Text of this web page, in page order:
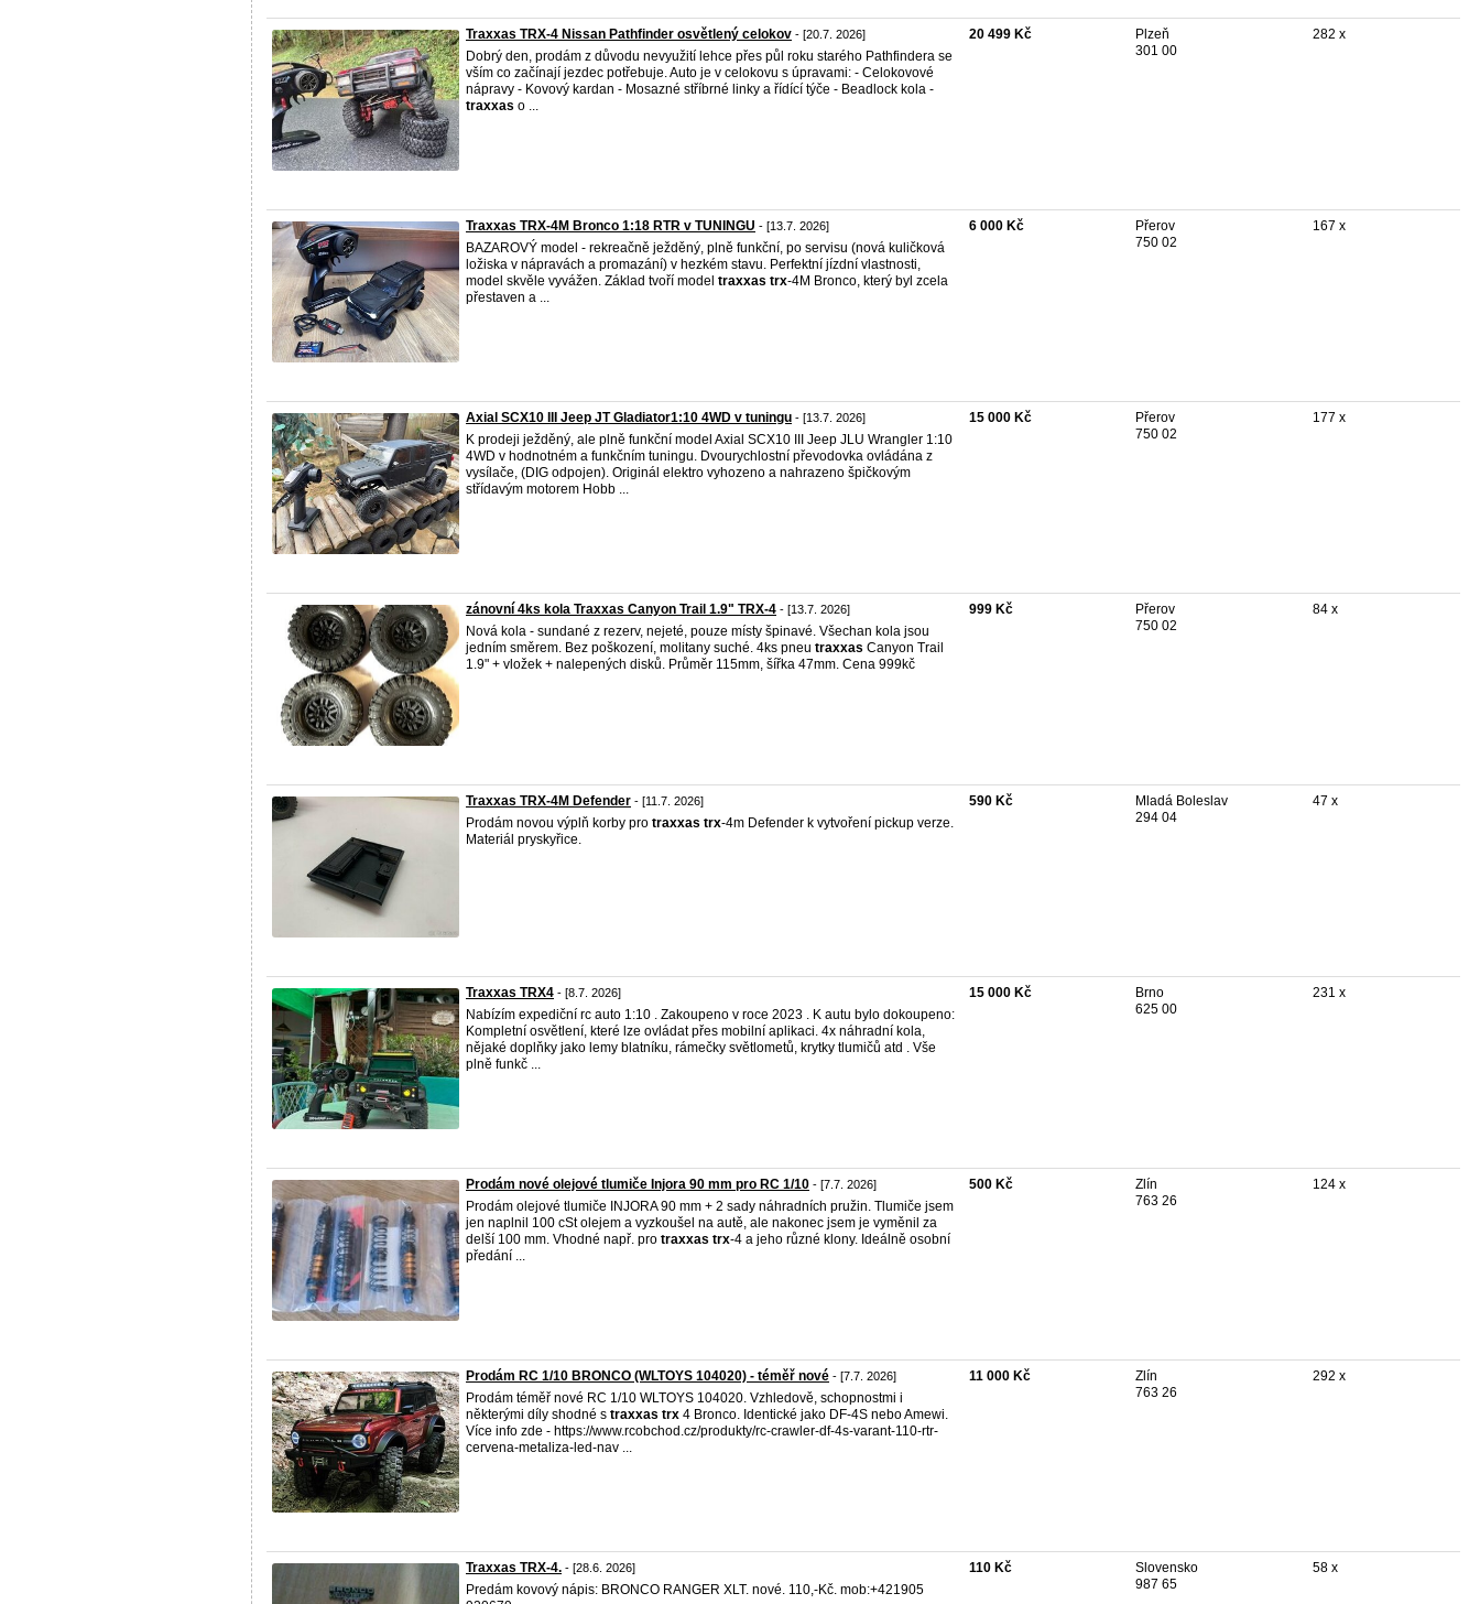
Traxxas TRX-4 Nissan Pathfinder osvětlený celokov - [20.7. 2026]
Dobrý den, prodám z důvodu nevyužití lehce přes půl roku starého Pathfindera se
vším co začínají jezdec potřebuje. Auto je v celokovu s úpravami: - Celokovové
nápravy - Kovový kardan - Mosazné stříbrné linky a řídící týče - Beadlock kola -
traxxas o ...
20 499 Kč
Plzeň
301 00
282 x
Traxxas TRX-4M Bronco 1:18 RTR v TUNINGU - [13.7. 2026]
BAZAROVÝ model - rekreačně ježděný, plně funkční, po servisu (nová kuličková
ložiska v nápravách a promazání) v hezkém stavu. Perfektní jízdní vlastnosti,
model skvěle vyvážen. Základ tvoří model traxxas trx-4M Bronco, který byl zcela
přestaven a ...
6 000 Kč
Přerov
750 02
167 x
Axial SCX10 III Jeep JT Gladiator1:10 4WD v tuningu - [13.7. 2026]
K prodeji ježděný, ale plně funkční model Axial SCX10 III Jeep JLU Wrangler 1:10
4WD v hodnotném a funkčním tuningu. Dvourychlostní převodovka ovládána z
vysílače, (DIG odpojen). Originál elektro vyhozeno a nahrazeno špičkovým
střídavým motorem Hobb ...
15 000 Kč
Přerov
750 02
177 x
zánovní 4ks kola Traxxas Canyon Trail 1.9" TRX-4 - [13.7. 2026]
Nová kola - sundané z rezerv, nejeté, pouze místy špinavé. Všechan kola jsou
jedním směrem. Bez poškození, molitany suché. 4ks pneu traxxas Canyon Trail
1.9" + vložek + nalepených disků. Průměr 115mm, šířka 47mm. Cena 999kč
999 Kč
Přerov
750 02
84 x
Traxxas TRX-4M Defender - [11.7. 2026]
Prodám novou výplň korby pro traxxas trx-4m Defender k vytvoření pickup verze.
Materiál pryskyřice.
590 Kč
Mladá Boleslav
294 04
47 x
Traxxas TRX4 - [8.7. 2026]
Nabízím expediční rc auto 1:10 . Zakoupeno v roce 2023 . K autu bylo dokoupeno:
Kompletní osvětlení, které lze ovládat přes mobilní aplikaci. 4x náhradní kola,
nějaké doplňky jako lemy blatníku, rámečky světlometů, krytky tlumičů atd . Vše
plně funkč ...
15 000 Kč
Brno
625 00
231 x
Prodám nové olejové tlumiče Injora 90 mm pro RC 1/10 - [7.7. 2026]
Prodám olejové tlumiče INJORA 90 mm + 2 sady náhradních pružin. Tlumiče jsem
jen naplnil 100 cSt olejem a vyzkoušel na autě, ale nakonec jsem je vyměnil za
delší 100 mm. Vhodné např. pro traxxas trx-4 a jeho různé klony. Ideálně osobní
předání ...
500 Kč
Zlín
763 26
124 x
Prodám RC 1/10 BRONCO (WLTOYS 104020) - téměř nové - [7.7. 2026]
Prodám téměř nové RC 1/10 WLTOYS 104020. Vzhledově, schopnostmi i
některými díly shodné s traxxas trx 4 Bronco. Identické jako DF-4S nebo Amewi.
Více info zde - https://www.rcobchod.cz/produkty/rc-crawler-df-4s-varant-110-rtr-
cervena-metaliza-led-nav ...
11 000 Kč
Zlín
763 26
292 x
Traxxas TRX-4. - [28.6. 2026]
Predám kovový nápis: BRONCO RANGER XLT. nové. 110,-Kč. mob:+421905
110 Kč
Slovensko
987 65
58 x